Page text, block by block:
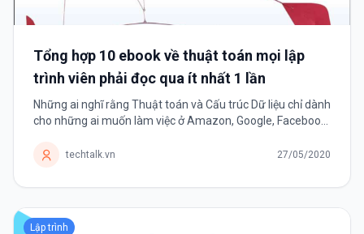
Tổng hợp 10 ebook về thuật toán mọi lập
trình viên phải đọc qua ít nhất 1 lần
Những ai nghĩ rằng Thuật toán và Cấu trúc Dữ liệu chỉ dành
cho những ai muốn làm việc ở Amazon, Google, Facebook,
tồn tại bền vững...
techtalk.vn 27/05/2020
Lập trình